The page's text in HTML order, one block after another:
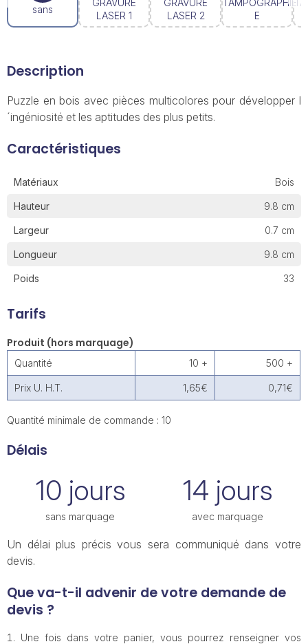
sans
GRAVURE
LASER 1
GRAVURE
LASER 2
TAMPOGRAPHIE
E
Description
Puzzle en bois avec pièces multicolores pour développer l
´ingéniosité et les aptitudes des plus petits.
Caractéristiques
Matériaux Bois
Hauteur 9.8 cm
Largeur 0.7 cm
Longueur 9.8 cm
Poids 33
Tarifs
Produit (hors marquage)
Quantité 10 + 500 +
Prix U. H.T. 1,65€ 0,71€
Quantité minimale de commande : 10
Délais
10 jours
sans marquage
14 jours
avec marquage
Un délai plus précis vous sera communiqué dans votre
devis.
Que va-t-il advenir de votre demande de
devis ?
Une fois dans votre panier, vous pourrez renseigner vos